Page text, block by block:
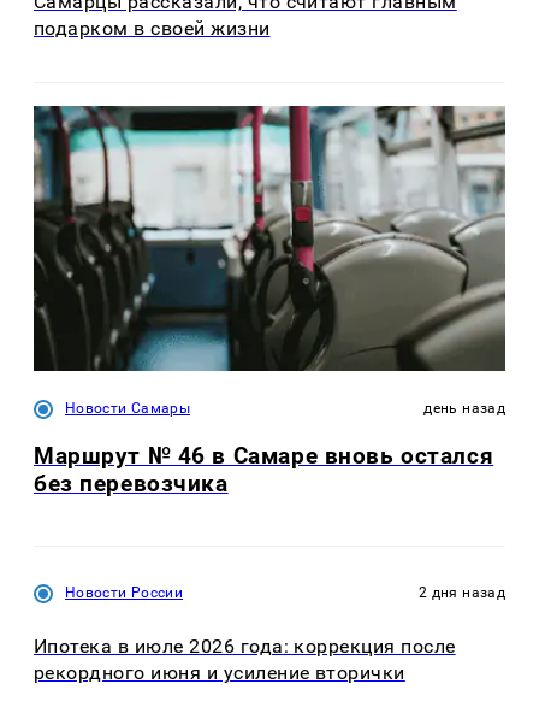
подарком в своей жизни
Новости Самары день назад
Маршрут № 46 в Самаре вновь остался
без перевозчика
Новости России 2 дня назад
Ипотека в июле 2026 года: коррекция после
рекордного июня и усиление вторички